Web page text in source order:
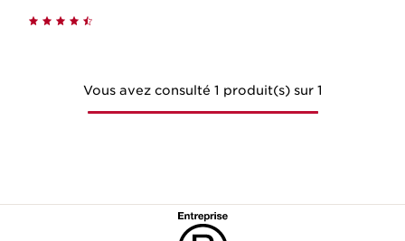
Vous avez consulté 1 produit(s) sur 1